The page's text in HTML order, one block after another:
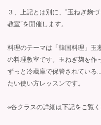
３、上記とは別に、”玉ねぎ麹
教室”を開催します。
料理のテーマは「韓国料理」玉
の料理教室です。玉ねぎ麹を作
ずっと冷蔵庫で保管されている
たい使い方レッスンです。
※各クラスの詳細は下記をご覧く